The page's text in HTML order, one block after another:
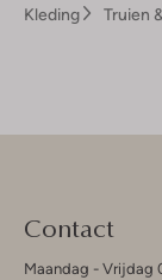
Kleding Truien
Contact
Maandag - Vrijdag